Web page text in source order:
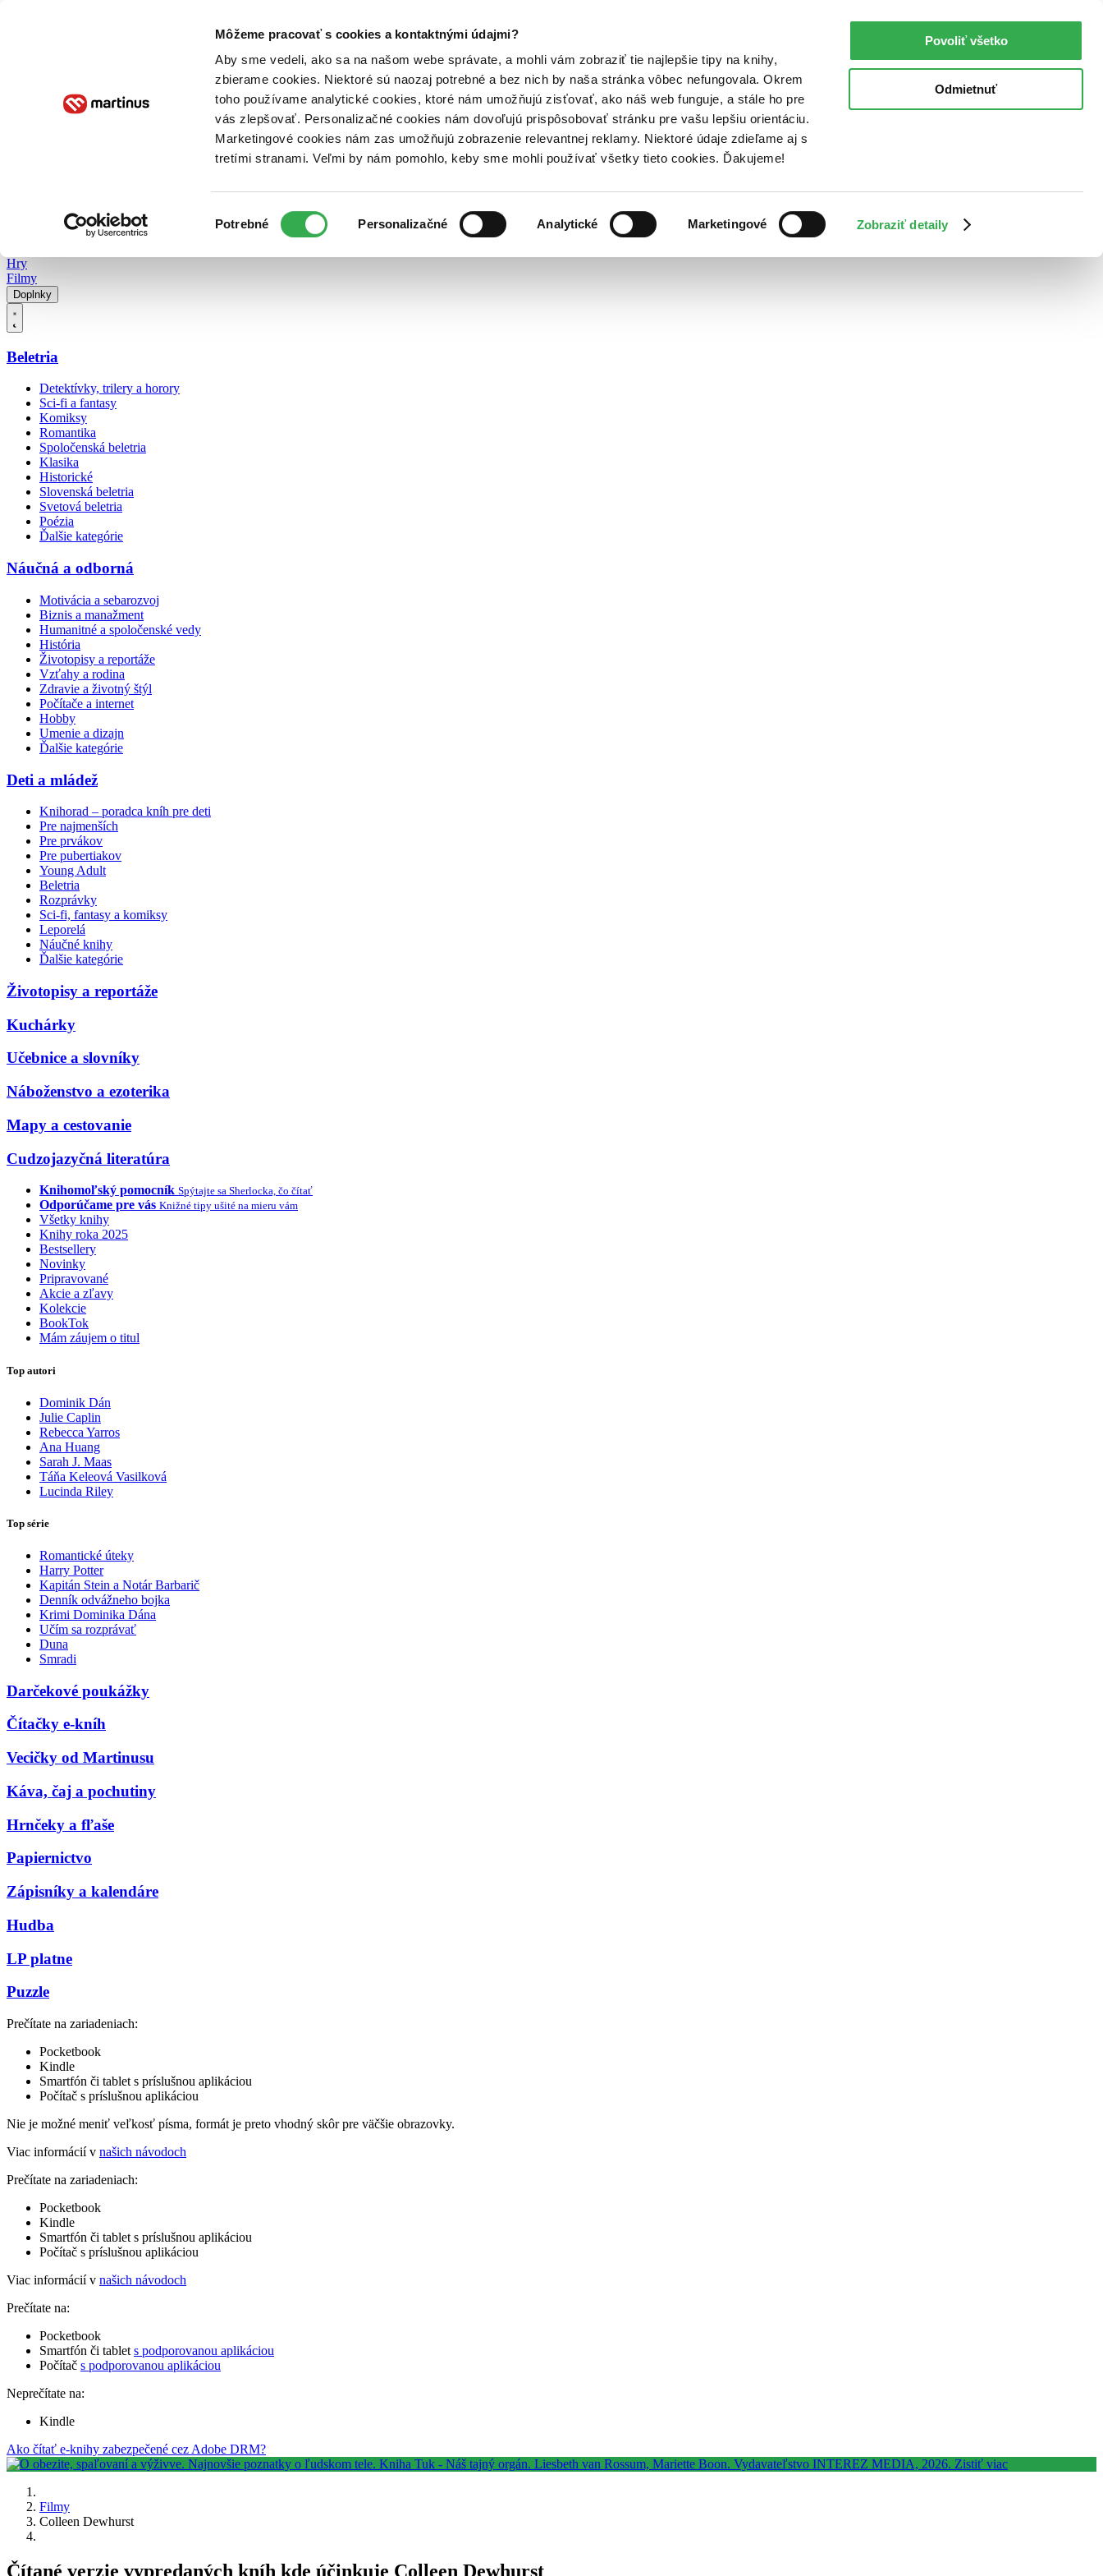
Môžeme pracovať s cookies a kontaktnými údajmi?
Aby sme vedeli, ako sa na našom webe správate, a mohli vám zobraziť tie najlepšie tipy na knihy,
zbierame cookies. Niektoré sú naozaj potrebné a bez nich by naša stránka vôbec nefungovala. Okrem
toho používame analytické cookies, ktoré nám umožňujú zisťovať, ako náš web funguje, a stále ho pre
vás zlepšovať. Personalizačné cookies nám dovoľujú prispôsobovať stránku pre vašu lepšiu orientáciu.
Marketingové cookies nám zas umožňujú zobrazenie relevantnej reklamy. Niektoré údaje zdieľame aj s
tretími stranami. Veľmi by nám pomohlo, keby sme mohli používať všetky tieto cookies. Ďakujeme!
súhlasu
Potrebné Personalizačné Analytické Marketingové Zobraziť detaily
Povoliť všetko
Odmietnuť
Poukážky Kontakt
Hry
Filmy
Doplnky
Beletria
Detektívky, trilery a horory
Sci-fi a fantasy
Komiksy
Romantika
Spoločenská beletria
Klasika
Historické
Slovenská beletria
Svetová beletria
Poézia
Ďalšie kategórie
Náučná a odborná
Motivácia a sebarozvoj
Biznis a manažment
Humanitné a spoločenské vedy
História
Životopisy a reportáže
Vzťahy a rodina
Zdravie a životný štýl
Počítače a internet
Hobby
Umenie a dizajn
Ďalšie kategórie
Deti a mládež
Knihorad – poradca kníh pre deti
Pre najmenších
Pre prvákov
Pre pubertiakov
Young Adult
Beletria
Rozprávky
Sci-fi, fantasy a komiksy
Leporelá
Náučné knihy
Ďalšie kategórie
Životopisy a reportáže
Kuchárky
Učebnice a slovníky
Náboženstvo a ezoterika
Mapy a cestovanie
Cudzojazyčná literatúra
Knihomoľský pomocník Spýtajte sa Sherlocka, čo čítať
Odporúčame pre vás Knižné tipy ušité na mieru vám
Všetky knihy
Knihy roka 2025
Bestsellery
Novinky
Pripravované
Akcie a zľavy
Kolekcie
BookTok
Mám záujem o titul
Top autori
Dominik Dán
Julie Caplin
Rebecca Yarros
Ana Huang
Sarah J. Maas
Táňa Keleová Vasilková
Lucinda Riley
Top série
Romantické úteky
Harry Potter
Kapitán Stein a Notár Barbarič
Denník odvážneho bojka
Krimi Dominika Dána
Učím sa rozprávať
Duna
Smradi
Darčekové poukážky
Čítačky e-kníh
Vecičky od Martinusu
Káva, čaj a pochutiny
Hrnčeky a fľaše
Papiernictvo
Zápisníky a kalendáre
Hudba
LP platne
Puzzle
Prečítate na zariadeniach:
Pocketbook
Kindle
Smartfón či tablet s príslušnou aplikáciou
Počítač s príslušnou aplikáciou
Nie je možné meniť veľkosť písma, formát je preto vhodný skôr pre väčšie obrazovky.
Viac informácií v našich návodoch
Prečítate na zariadeniach:
Pocketbook
Kindle
Smartfón či tablet s príslušnou aplikáciou
Počítač s príslušnou aplikáciou
Viac informácií v našich návodoch
Prečítate na:
Pocketbook
Smartfón či tablet s podporovanou aplikáciou
Počítač s podporovanou aplikáciou
Neprečítate na:
Kindle
Ako čítať e-knihy zabezpečené cez Adobe DRM?
Filmy
Colleen Dewhurst
Čítané verzie vypredaných kníh kde účinkuje Colleen Dewhurst